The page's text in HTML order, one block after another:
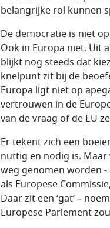
belangrijke rol kunnen
De democratie is niet
Ook in Europa niet. Uit
blijkt nog steeds dat
knelpunt zit bij de
Europa ligt niet op
vertrouwen in de
van de vraag of de EU
Er tekent zich een
nuttig en nodig is.
weg genomen worden
als Europese
Daar zit een ‘gat’ –
Europese Parlement